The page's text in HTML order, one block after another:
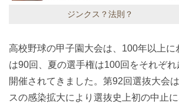
ジンクス？法則？
高校野球の甲子園大会は、100年以上に
は90回、夏の選手権は100回をそれぞれ
開催されてきました。第92回選抜大会
スの感染拡大により選抜史上初の中止